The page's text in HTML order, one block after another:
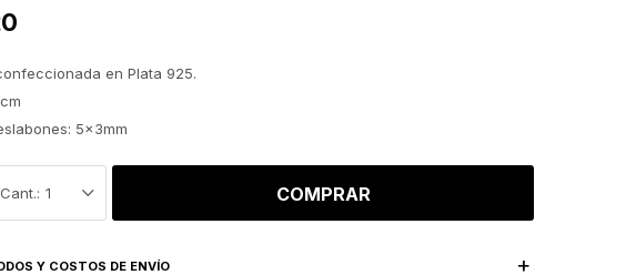
en Plata 925.
5x3mm
1 COMPRAR
Y COSTOS DE ENVÍO